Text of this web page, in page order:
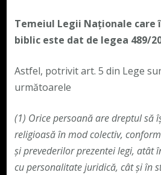
Temeiul Legii Naționale
biblic este dat de legea 489/
Astfel, potrivit art. 5 din Lege
următoarele
(1) Orice persoană are dreptul să
religioasă în mod colectiv,
și prevederilor prezentei legi, atât
cu personalitate juridică, cât și în